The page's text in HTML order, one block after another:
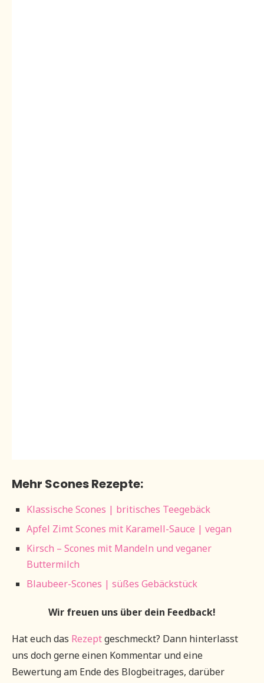
Mehr Scones Rezepte:
Klassische Scones | britisches Teegebäck
Apfel Zimt Scones mit Karamell-Sauce | vegan
Kirsch – Scones mit Mandeln und veganer
Buttermilch
Blaubeer-Scones | süßes Gebäckstück
Wir freuen uns über dein Feedback!
Hat euch das Rezeptgeschmeckt? Dann hinterlasst
uns doch gerne einen Kommentar und eine
Bewertung am Ende des Blogbeitrages, darüber